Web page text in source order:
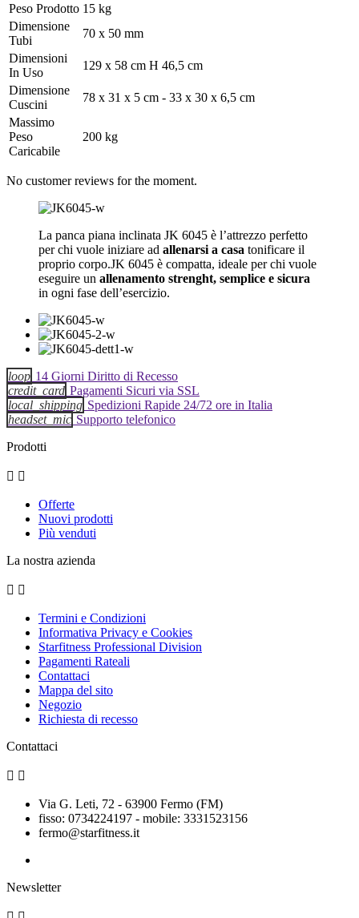
Peso Prodotto 15 kg
Dimensione
Tubi
70 x 50 mm
Dimensioni
In Uso
129 x 58 cm H 46,5 cm
Dimensione
Cuscini
78 x 31 x 5 cm - 33 x 30 x 6,5 cm
Massimo
Peso
Caricabile
200 kg
No customer reviews for the moment.
La panca piana inclinata JK 6045 è l’attrezzo perfetto
per chi vuole iniziare ad allenarsi a casa tonificare il
proprio corpo.JK 6045 è compatta, ideale per chi vuole
eseguire un allenamento strenght, semplice e sicura
in ogni fase dell’esercizio.
loop 14 Giorni Diritto di Recesso
credit_card Pagamenti Sicuri via SSL
local_shipping Spedizioni Rapide 24/72 ore in Italia
headset_mic Supporto telefonico
Prodotti
 
Offerte
Nuovi prodotti
Più venduti
La nostra azienda
 
Termini e Condizioni
Informativa Privacy e Cookies
Starfitness Professional Division
Pagamenti Rateali
Contattaci
Mappa del sito
Negozio
Richiesta di recesso
Contattaci
 
Via G. Leti, 72 - 63900 Fermo (FM)
fisso: 0734224197 - mobile: 3331523156
fermo@starfitness.it
Newsletter